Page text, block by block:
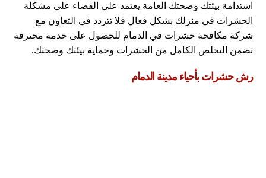
استدامة بيئتك وصحتك العامة يعتمد على القضاء على مشكلة
الحشرات في منزلك بشكل فعال فلا تتردد في التعاون مع
شركة مكافحة حشرات في الدمام للحصول على خدمة محترفة
تضمن التخلص الكامل من الحشرات وحماية بيئتك وصحتك.
رش حشرات بأحياء مدينة الدمام